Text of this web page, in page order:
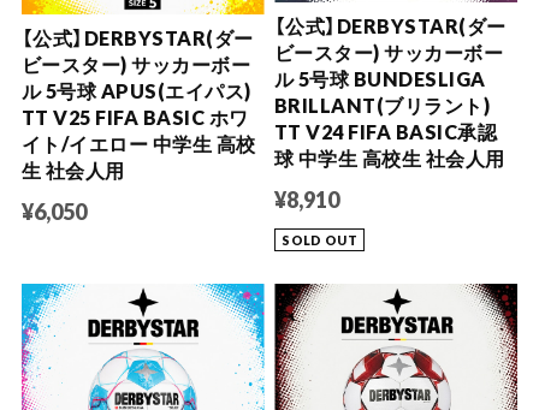
【公式】DERBYSTAR(ダー
ビースター) サッカーボー
ル 5号球 APUS(エイパス)
TT V25 FIFA BASIC ホワ
イト/イエロー 中学生 高校
生 社会人用
¥6,050
【公式】DERBYSTAR(ダー
ビースター) サッカーボー
ル 5号球 BUNDESLIGA
BRILLANT(ブリラント)
TT V24 FIFA BASIC承認
球 中学生 高校生 社会人用
¥8,910
SOLD OUT